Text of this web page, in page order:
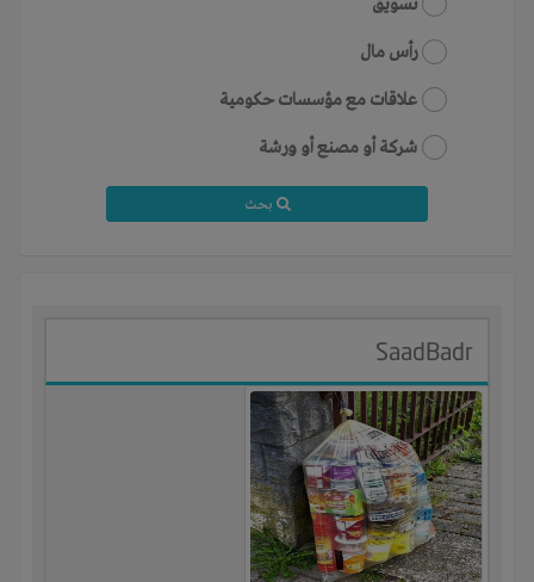
تسويق
رأس مال
علاقات مع مؤسسات حكومية
شركة أو مصنع أو ورشة
SaadBadr